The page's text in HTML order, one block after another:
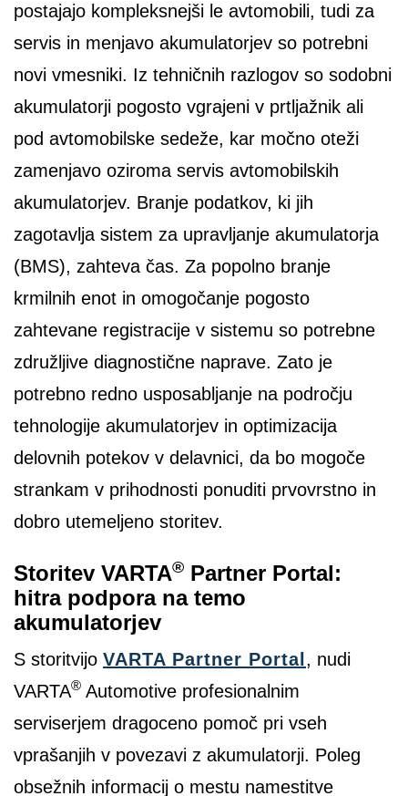
postajajo kompleksnejši le avtomobili, tudi za
servis in menjavo akumulatorjev so potrebni
novi vmesniki. Iz tehničnih razlogov so sodobni
akumulatorji pogosto vgrajeni v prtljažnik ali
pod avtomobilske sedeže, kar močno oteži
zamenjavo oziroma servis avtomobilskih
akumulatorjev. Branje podatkov, ki jih
zagotavlja sistem za upravljanje akumulatorja
(BMS), zahteva čas. Za popolno branje
krmilnih enot in omogočanje pogosto
zahtevane registracije v sistemu so potrebne
združljive diagnostične naprave. Zato je
potrebno redno usposabljanje na področju
tehnologije akumulatorjev in optimizacija
delovnih potekov v delavnici, da bo mogoče
strankam v prihodnosti ponuditi prvovrstno in
dobro utemeljeno storitev.
Storitev VARTA® Partner Portal:
hitra podpora na temo
akumulatorjev
S storitvijo VARTA Partner Portal , nudi
VARTA® Automotive profesionalnim
serviserjem dragoceno pomoč pri vseh
vprašanjih v povezavi z akumulatorji. Poleg
obsežnih informacij o mestu namestitve